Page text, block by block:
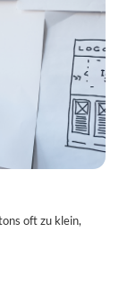
oft zu klein,